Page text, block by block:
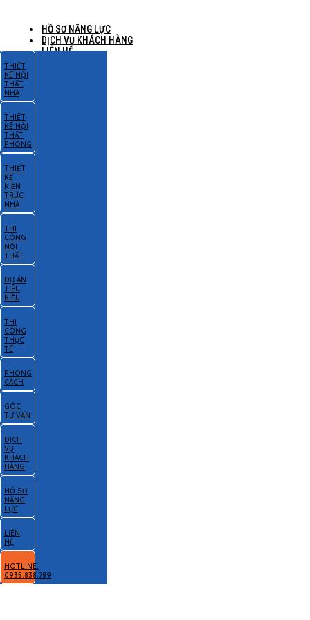
HỒ SƠ NĂNG LỰC
DỊCH VỤ KHÁCH HÀNG
LIÊN HỆ
THIẾT
KẾ NỘI
THẤT
NHÀ
THIẾT
KẾ NỘI
THẤT
PHÒNG
THIẾT
KẾ
KIẾN
TRÚC
NHÀ
THI
CÔNG
NỘI
THẤT
DỰ ÁN
TIÊU
BIỂU
THI
CÔNG
THỰC
TẾ
PHONG
CÁCH
GÓC
TƯ VẤN
DỊCH
VỤ
KHÁCH
HÀNG
HỒ SƠ
NĂNG
LỰC
LIÊN
HỆ
HOTLINE:
0935.838.789